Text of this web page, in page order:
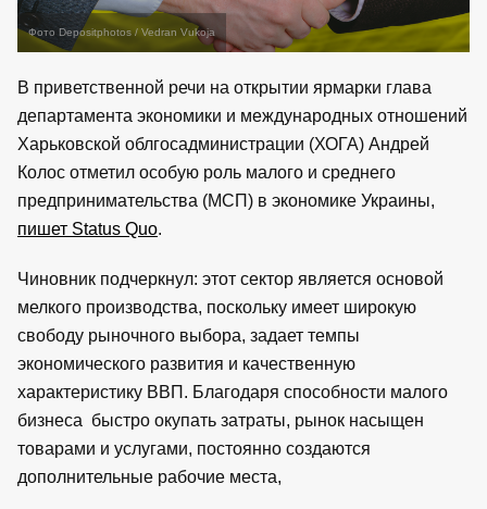
Фото Depositphotos / Vedran Vukoja
В приветственной речи на открытии ярмарки глава
департамента экономики и международных отношений
Харьковской облгосадминистрации (ХОГА) Андрей
Колос отметил особую роль малого и среднего
предпринимательства (МСП) в экономике Украины,
пишет Status Quo.
Чиновник подчеркнул: этот сектор является основой
мелкого производства, поскольку имеет широкую
свободу рыночного выбора, задает темпы
экономического развития и качественную
характеристику ВВП. Благодаря способности малого
бизнеса быстро окупать затраты, рынок насыщен
товарами и услугами, постоянно создаются
дополнительные рабочие места,